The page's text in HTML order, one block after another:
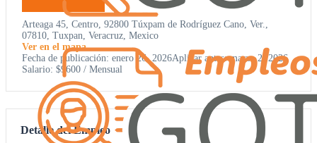
Arteaga 45, Centro, 92800 Túxpam de Rodríguez Cano, Ver.,
07810, Tuxpan, Veracruz, Mexico
Ver en el mapa
Fecha de publicación: enero 26, 2026Aplicar antes: marzo 2, 2026
Salario: $9600 / Mensual
Detalle del Empleo